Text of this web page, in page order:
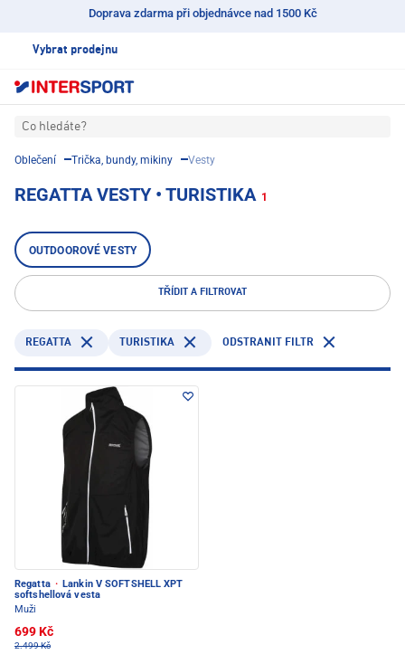
Doprava zdarma při objednávce nad 1500 Kč
Vybrat prodejnu
Co hledáte?
Oblečení Trička, bundy, mikiny Vesty
REGATTA VESTY • TURISTIKA 1
OUTDOOROVÉ VESTY
TŘÍDIT A FILTROVAT
REGATTA TURISTIKA ODSTRANIT FILTR
Regatta · Lankin V SOFTSHELL XPT
softshellová vesta
Muži
699 Kč
2.499 Kč